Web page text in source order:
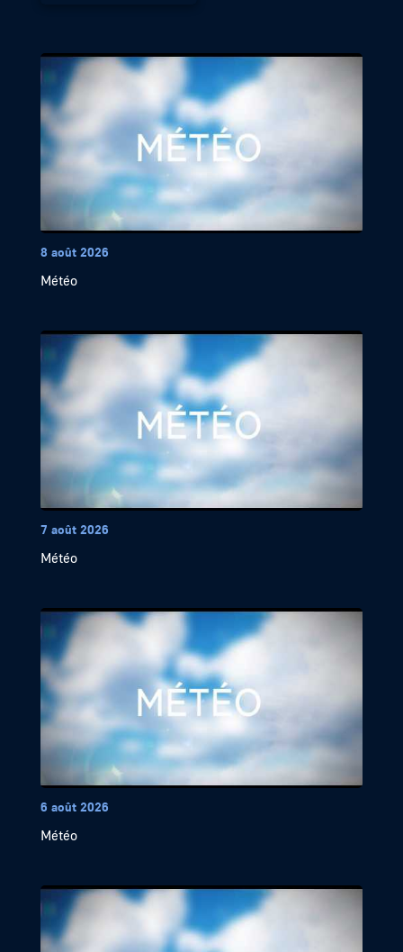
8 août 2026
Météo
7 août 2026
Météo
6 août 2026
Météo